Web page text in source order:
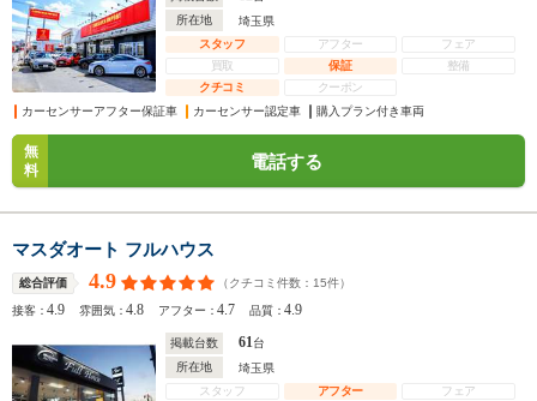
所在地
埼玉県
スタッフ
アフター
フェア
買取
保証
整備
クチコミ
クーポン
カーセンサーアフター保証車
カーセンサー認定車 購入プラン付き車両
無
料
電話する
マスダオート フルハウス
総合評価 4.9 （クチコミ件数： 15件）
接客：4.9 雰囲気：4.8 アフター：4.7 品質：4.9
掲載台数 61台
所在地
埼玉県
スタッフ
アフター
フェア